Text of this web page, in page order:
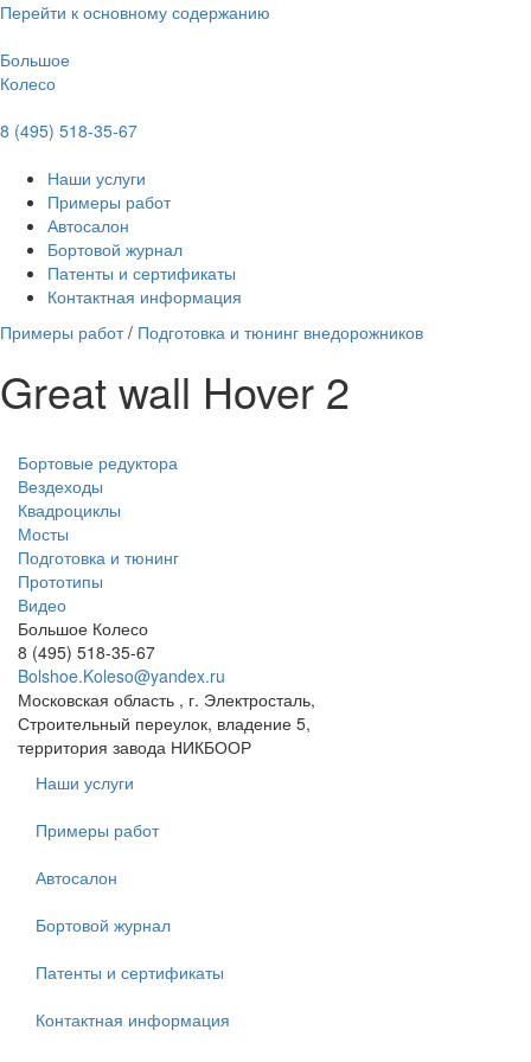
Перейти к основному содержанию
Большое
Колесо
8 (495) 518-35-67
Наши услуги
Примеры работ
Автосалон
Бортовой журнал
Патенты и сертификаты
Контактная информация
Примеры работ/ Подготовка и тюнинг внедорожников
Great wall Hover 2
Бортовые редуктора
Вездеходы
Квадроциклы
Мосты
Подготовка и тюнинг
Прототипы
Видео
Большое Колесо
8 (495) 518-35-67
Bolshoe.Koleso@yandex.ru
Московская область , г. Электросталь,
Строительный переулок, владение 5,
территория завода НИКБООР
Наши услуги
Примеры работ
Автосалон
Бортовой журнал
Патенты и сертификаты
Контактная информация